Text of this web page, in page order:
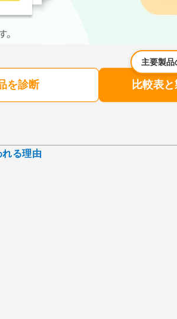
を診断
主要製品
比較表
る理由